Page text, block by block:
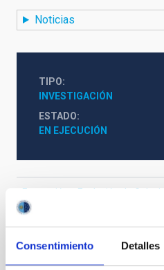
Consentimiento Detalles
Noticias
TIPO
INVESTIGACIÓN
ESTADO
EN EJECUCIÓN
Formación y Evolución de
Te puede interesar